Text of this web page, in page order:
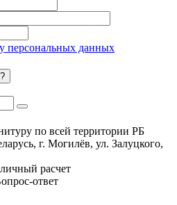
персональных данных
по всей территории РБ
г. Могилёв, ул. Залуцкого,
расчет
ответ